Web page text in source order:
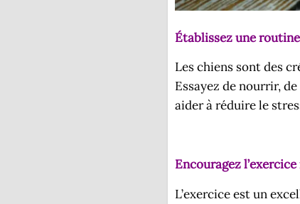
Établissez une
Les chiens sont des
Essayez de nourrir,
aider à réduire le
Encouragez
L’exercice est un